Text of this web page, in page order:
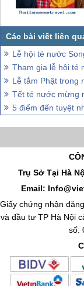
Lễ hội té nước
Tham gia lễ hội té
Lễ tắm Phật trong
Tết té nước mừng năm
5 điểm đến tuyệt nhất
Trụ Sở Tại Hà
Email:
Giấy chứng nhận
và đầu tư TP Hà Nội
số: